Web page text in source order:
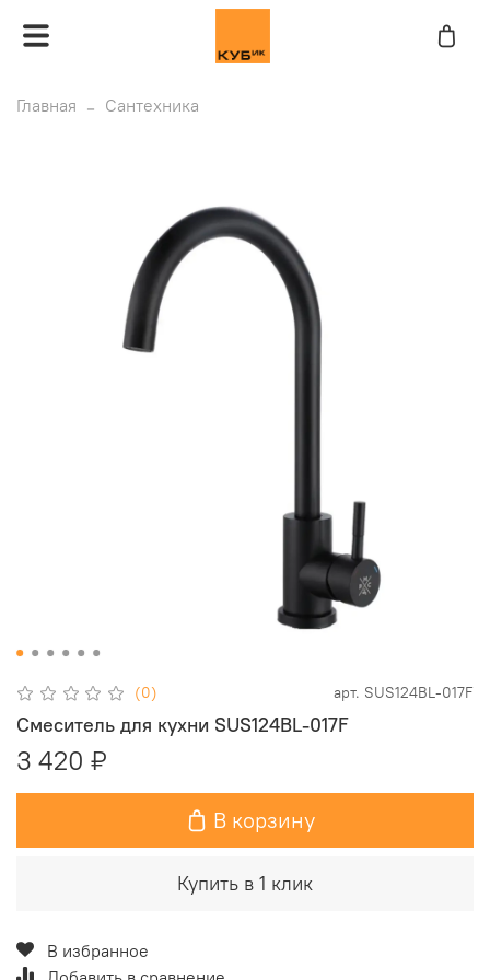
Главная Сантехника
(0) арт. SUS124BL-017F
Смеситель для кухни SUS124BL-017F
3 420 ₽
В корзину
Купить в 1 клик
В избранное